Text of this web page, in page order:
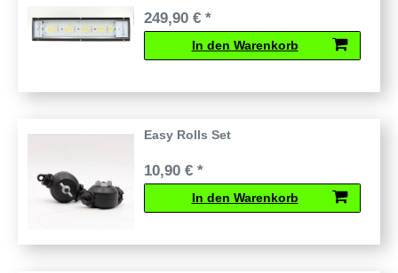
249,90 € *
In den Warenkorb
Easy Rolls Set
10,90 € *
In den Warenkorb